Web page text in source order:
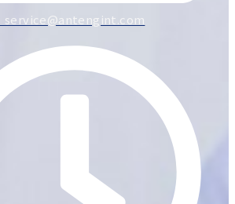
service@antengint.com